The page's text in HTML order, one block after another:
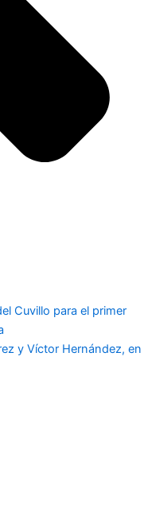
Cuvillo para el primer
y Víctor Hernández, en